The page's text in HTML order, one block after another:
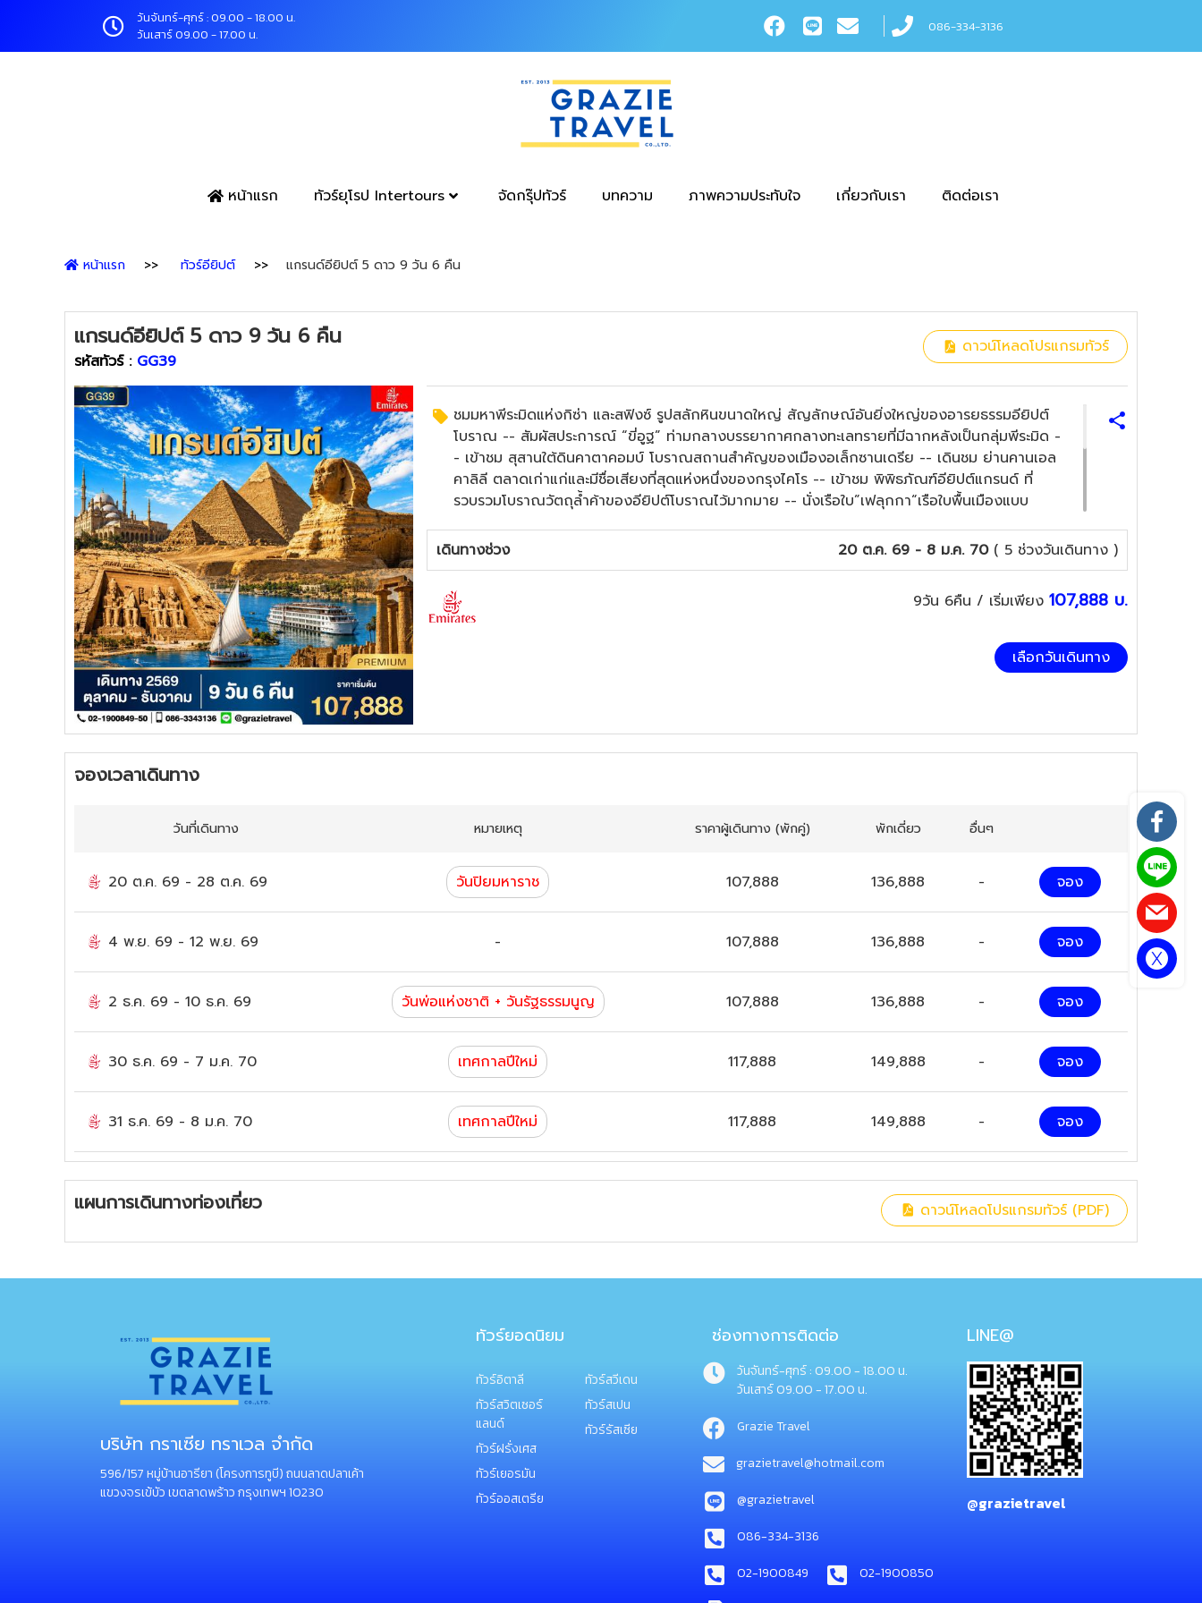
วันจันทร์-ศุกร์ : 09.00 - 18.00 น.
วันเสาร์ 09.00 - 17.00 น.
086-334-3136
หน้าแรก ทัวร์ยุโรป Intertours จัดกรุ๊ปทัวร์ บทความ ภาพความประทับใจ เกี่ยวกับเรา ติดต่อเรา
หน้าแรก ทัวร์อียิปต์ แกรนด์อียิปต์ 5 ดาว 9 วัน 6 คืน
แกรนด์อียิปต์ 5 ดาว 9 วัน 6 คืน
รหัสทัวร์ : GG39
ดาวน์โหลดโปรแกรมทัวร์
ชมมหาพีระมิดแห่งกิซ่า และสฟิงซ์ รูปสลักหินขนาดใหญ่ สัญลักษณ์อันยิ่งใหญ่ของอารยธรรมอียิปต์
โบราณ -- สัมผัสประการณ์ “ขี่อูฐ” ท่ามกลางบรรยากาศกลางทะเลทรายที่มีฉากหลังเป็นกลุ่มพีระมิด -
- เข้าชม สุสานใต้ดินคาตาคอมบ์ โบราณสถานสำคัญของเมืองอเล็กซานเดรีย -- เดินชม ย่านคานเอล
คาลิลี ตลาดเก่าแก่และมีชื่อเสียงที่สุดแห่งหนึ่งของกรุงไคโร -- เข้าชม พิพิธภัณฑ์อียิปต์แกรนด์ ที่
รวบรวมโบราณวัตถุล้ำค้าของอียิปต์โบราณไว้มากมาย -- นั่งเรือใบ”เฟลุกกา“เรือใบพื้นเมืองแบบ
กรุงไคโร -- เข้าชม ห้องสมุดแห่งอเล็กซานเดรีย ห้องสมุดสมัยใหม่ที่สร้างขึ้นเพื่อรำลึกถึงห้องสมุด
โบราณแห่งอเล็กซานเดรีย -- เข้าชม วิหารอาบูซิมเบล โบราณสถานอันยิ่งใหญ่แห่งอียิปต์โบราณ --
ชม วิหารฟิเล วิหารโบราณอันงดงามที่สร้างขึ้นเพื่อบูชาเทพีไอซิส -- พักบนเรือสำราญ 3 คืน Royal
Elite Nile cruise
ร้านอาหาร 9 Pyramids Lounge พร้อมชมวิวพีระมิดไปด้วยระหว่างรับประทานอาหาร -- ห้องอาหาร
เดินทางช่วง 20 ต.ค. 69 - 8 ม.ค. 70 ( 5 ช่วงวันเดินทาง )
9วัน 6คืน / เริ่มเพียง 107,888บ.
เลือกวันเดินทาง
จองเวลาเดินทาง
วันที่เดินทาง หมายเหตุ ราคาผู้เดินทาง (พักคู่) พักเดี่ยว อื่นๆ
20 ต.ค. 69 - 28 ต.ค. 69 วันปิยมหาราช 107,888 136,888 - จอง
4 พ.ย. 69 - 12 พ.ย. 69 - 107,888 136,888 - จอง
2 ธ.ค. 69 - 10 ธ.ค. 69 วันพ่อแห่งชาติ + วันรัฐธรรมนูญ 107,888 136,888 - จอง
30 ธ.ค. 69 - 7 ม.ค. 70 เทศกาลปีใหม่ 117,888 149,888 - จอง
31 ธ.ค. 69 - 8 ม.ค. 70 เทศกาลปีใหม่ 117,888 149,888 - จอง
แผนการเดินทางท่องเที่ยว ดาวน์โหลดโปรแกรมทัวร์ (PDF)
บริษัท กราเซีย ทราเวล จำกัด
596/157 หมู่บ้านอารียา (โครงการทูบี) ถนนลาดปลาเค้า
แขวงจรเข้บัว เขตลาดพร้าว กรุงเทพฯ 10230
ทัวร์ยอดนิยม
ทัวร์อิตาลี
ทัวร์สวิตเซอร์
แลนด์
ทัวร์ฝรั่งเศส
ทัวร์เยอรมัน
ทัวร์ออสเตรีย
ทัวร์สวีเดน
ทัวร์สเปน
ทัวร์รัสเซีย
ช่องทางการติดต่อ
วันจันทร์-ศุกร์ : 09.00 - 18.00 น.
วันเสาร์ 09.00 - 17.00 น.
Grazie Travel
grazietravel@hotmail.com
@grazietravel
086-334-3136
02-1900849
02-1900850
LINE@
@grazietravel